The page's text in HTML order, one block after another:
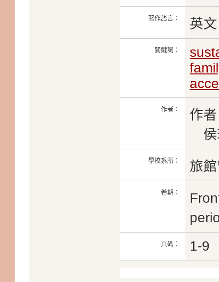
著作語言： 英文
關鍵詞：
作者：
作
侯
學校系所： 旅
卷期：
頁碼： 1-9